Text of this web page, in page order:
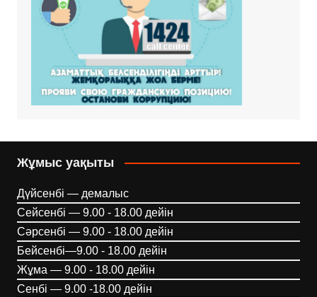
Жұмыс уақыты
Дүйсенбі — демалыс
Сейсенбі — 9.00 - 18.00 дейін
Сәрсенбі — 9.00 - 18.00 дейін
Бейсенбі—9.00 - 18.00 дейін
Жұма — 9.00 - 18.00 дейін
Сенбі — 9.00 -18.00 дейін